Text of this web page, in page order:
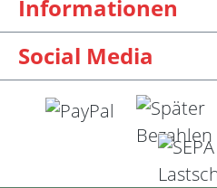
Informationen
Social Media